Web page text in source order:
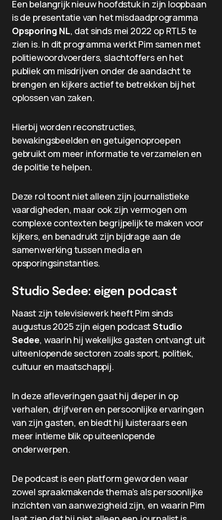
Een belangrijk nieuw hoofdstuk in zijn loopbaan
is de presentatie van het misdaadprogramma
Opsporing NL, dat sinds mei 2022 op RTL5 te
zien is. In dit programma werkt Pim samen met
politiewoordvoerders, slachtoffers en het
publiek om misdrijven onder de aandacht te
brengen en kijkers actief te betrekken bij het
oplossen van zaken.
Hierbij worden reconstructies,
bewakingsbeelden en getuigenoproepen
gebruikt om meer informatie te verzamelen en
de politie te helpen.
Deze rol toont niet alleen zijn journalistieke
vaardigheden, maar ook zijn vermogen om
complexe contexten begrijpelijk te maken voor
kijkers, en benadrukt zijn bijdrage aan de
samenwerking tussen media en
opsporingsinstanties.
Studio Sedee: eigen podcast
Naast zijn televisiewerk heeft Pim sinds
augustus 2025 zijn eigen podcastStudio
Sedee, waarin hij wekelijks gasten ontvangt uit
uiteenlopende sectoren zoals sport, politiek,
cultuur en maatschappij.
In deze afleveringen gaat hij dieper in op
verhalen, drijfveren en persoonlijke ervaringen
van zijn gasten, en biedt hij luisteraars een
meer intieme blik op uiteenlopende
onderwerpen.
De podcast is een platform geworden waar
zowel spraakmakende thema’s als persoonlijke
inzichten van aanwezigheid zijn, en waarin Pim